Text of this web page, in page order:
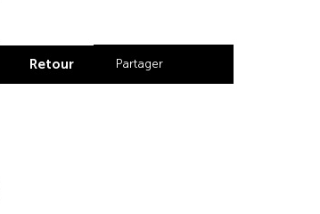
Retour Partager